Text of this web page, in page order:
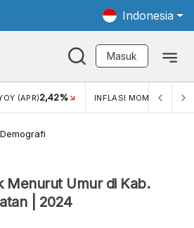
Indonesia
Masuk
(APR)2,42% INFLASI MOM (APR)
Demografi
Menurut Umur di Kab.
| 2024